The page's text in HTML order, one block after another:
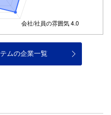
ムの企業一覧